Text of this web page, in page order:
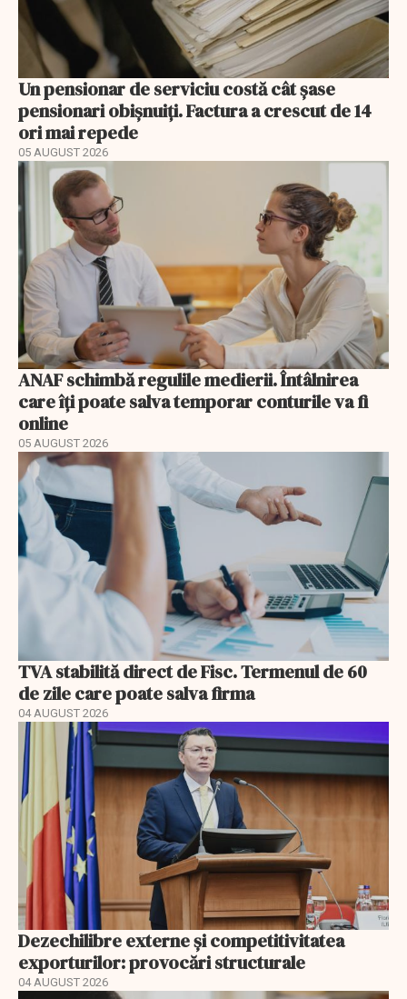
Un pensionar de serviciu costă cât șase
pensionari obișnuiți. Factura a crescut de 14
ori mai repede
05 AUGUST 2026
ANAF schimbă regulile medierii. Întâlnirea
care îți poate salva temporar conturile va fi
online
05 AUGUST 2026
TVA stabilită direct de Fisc. Termenul de 60
de zile care poate salva firma
04 AUGUST 2026
Dezechilibre externe și competitivitatea
exporturilor: provocări structurale
04 AUGUST 2026